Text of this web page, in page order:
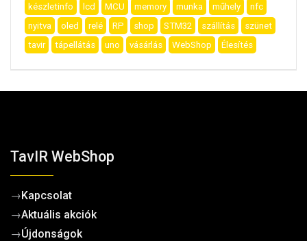
készletinfo
lcd MCU memory munka műhely
nfc
nyitva
oled relé RP shop STM32 szállítás
szünet
tavir
tápellátás uno vásárlás WebShop Élesítés
TavIR WebShop
→Kapcsolat
→Aktuális akciók
→Újdonságok